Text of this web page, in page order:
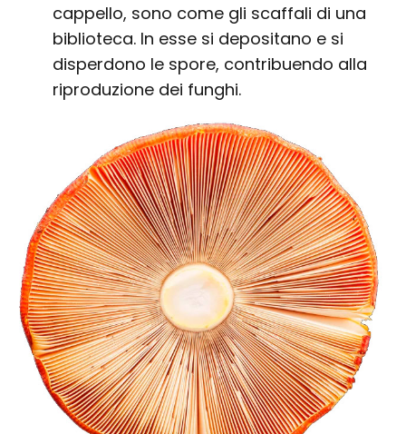
cappello, sono come gli scaffali di una
biblioteca. In esse si depositano e si
disperdono le spore, contribuendo alla
riproduzione dei funghi.